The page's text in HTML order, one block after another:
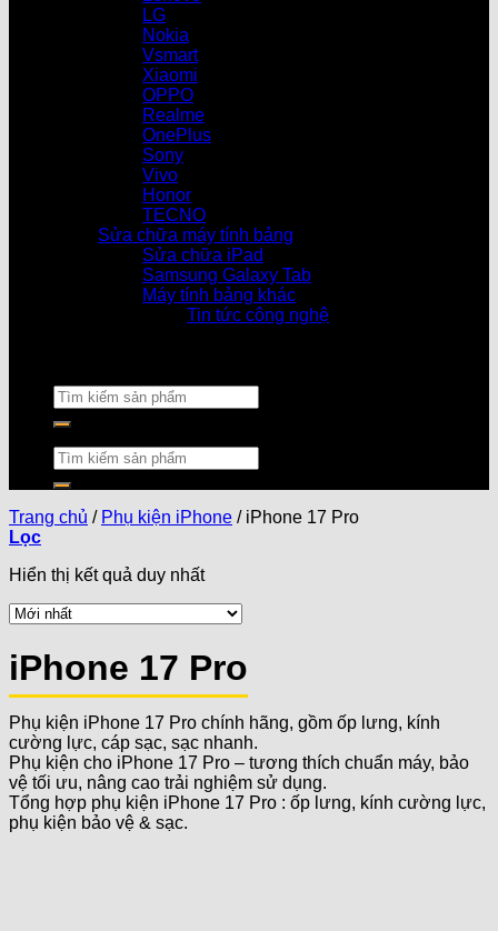
LG
Nokia
Vsmart
Xiaomi
OPPO
Realme
OnePlus
Sony
Vivo
Honor
TECNO
Sửa chữa máy tính bảng
Sửa chữa iPad
Samsung Galaxy Tab
Máy tính bảng khác
Tin tức công nghệ
Trang chủ / Phụ kiện iPhone /iPhone 17 Pro
Lọc
Hiển thị kết quả duy nhất
iPhone 17 Pro
Phụ kiện iPhone 17 Pro chính hãng, gồm ốp lưng, kính
cường lực, cáp sạc, sạc nhanh.
Phụ kiện cho iPhone 17 Pro – tương thích chuẩn máy, bảo
vệ tối ưu, nâng cao trải nghiệm sử dụng.
Tổng hợp phụ kiện iPhone 17 Pro : ốp lưng, kính cường lực,
phụ kiện bảo vệ & sạc.